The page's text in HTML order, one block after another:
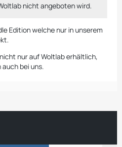
nicht angeboten wird.
Edition welche nur in unserem
nur auf Woltlab erhältlich,
bei uns.